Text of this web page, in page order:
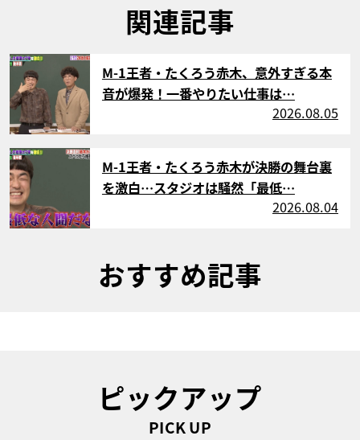
関連記事
サムネイル
M-1王者・たくろう赤木、意外すぎる本
音が爆発！一番やりたい仕事は…
2026.08.05
サムネイル
M-1王者・たくろう赤木が決勝の舞台裏
を激白…スタジオは騒然「最低…
2026.08.04
おすすめ記事
ピックアップ
PICK UP